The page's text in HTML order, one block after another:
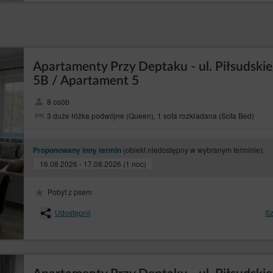
Apartamenty Przy Deptaku - ul.
5B / Apartament 5
8 osób
3 duże łóżka podwójne (Queen), 1 sofa rozkładana (Sofa Bed)
Proponowany inny termin (obiekt niedostępny w wybranym terminie):
16.08.2026 - 17.08.2026 (1 noc)
Pobyt z psem
Udostępnij